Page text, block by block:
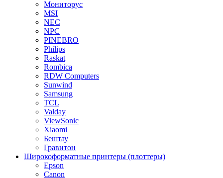
Мониторус
MSI
NEC
NPC
PINEBRO
Philips
Raskat
Rombica
RDW Computers
Sunwind
Samsung
TCL
Valday
ViewSonic
Xiaomi
Бештау
Гравитон
Широкоформатные принтеры (плоттеры)
Epson
Canon